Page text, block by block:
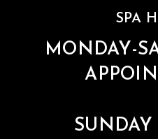
SPA
MONDAY-
SUNDAY